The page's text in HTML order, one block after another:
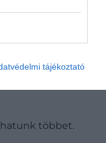
tájékoztató
derült:
többet.